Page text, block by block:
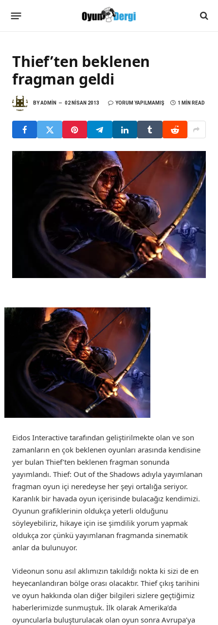
Thief’ten beklenen
fragman geldi
BYADMIN 02 NISAN 2013 YORUM YAPILMAMIŞ 1 MIN READ
Eidos Interactive tarafından geliştirilmekte olan ve son
zamanların en çok beklenen oyunları arasında kendisine
yer bulan Thief’ten beklenen fragman sonunda
yayımlandı. Thief: Out of the Shadows adıyla yayımlanan
fragman oyun içi neredeyse her şeyi ortalığa seriyor.
Karanlık bir havada oyun içerisinde bulacağız kendimizi.
Oyunun grafiklerinin oldukça yeterli olduğunu
söyleyebiliriz, hikaye için ise şimdilik yorum yapmak
oldukça zor çünkü yayımlanan fragmanda sinematik
anlar da bulunuyor.
Videonun sonu asıl aklımızın takıldığı nokta ki sizi de en
heyecanlandıran bölge orası olacaktır. Thief çıkış tarihini
ve oyun hakkında olan diğer bilgileri sizlere geçtiğimiz
haberlerimizde sunmuştuk. İlk olarak Amerika’da
oyuncularla buluşturulacak olan oyun sonra Avrupa’ya